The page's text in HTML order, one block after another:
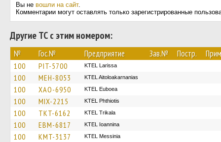
Вы не вошли на сайт.
Комментарии могут оставлять только зарегистрированные
Другие ТС с этим номером:
№ Гос.№ Предприятие Зав.№ Постр.
100 PIT-5700 KTEL Larissa
100 MEH-8053 KTEL Aitoloakarnanias
100 XAO-6950 ΚΤΕL Euboea
100 MIX-2215 ΚΤΕL Phthiotis
100 TKT-6162 ΚΤΕL Τrikala
100 EBM-6817 KTEL Ioannina
100 KMT-3137 KTEL Messinia